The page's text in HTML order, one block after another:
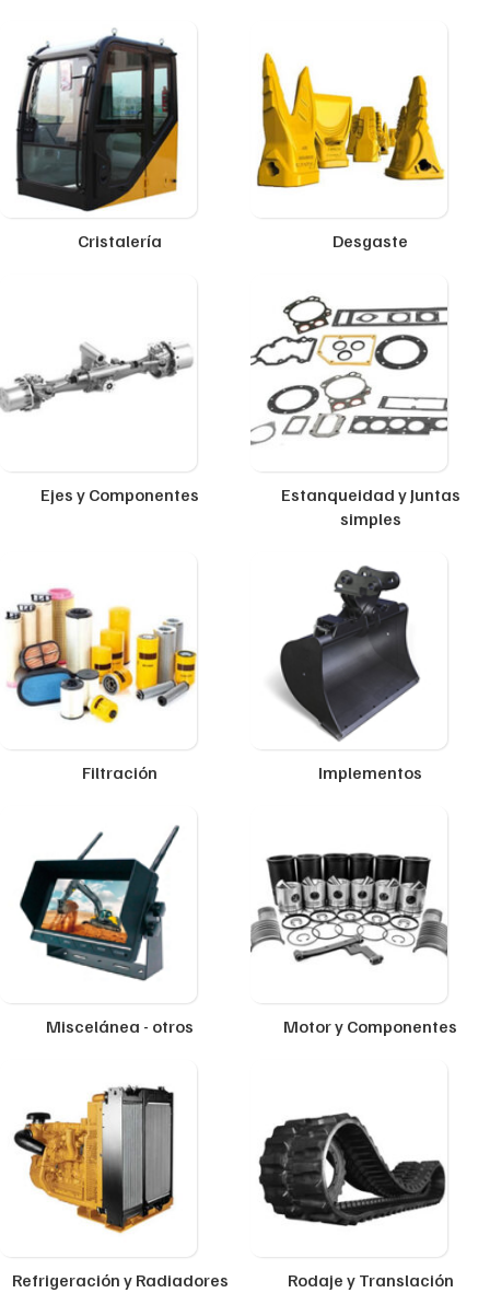
Cristalería Desgaste
Ejes y Componentes
Estanqueidad y Juntas
simples
Filtración Implementos
Miscelánea - otros Motor y Componentes
Refrigeración y Radiadores Rodaje y Translación